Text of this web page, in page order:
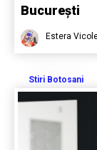
București
Estera
Stiri Botosani